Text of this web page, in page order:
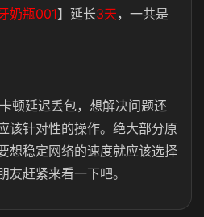
奶瓶001】延长3天 ，一共是
顿延迟丢包，想解决问题还
该针对性的操作。绝大部分原
想稳定网络的速度就应该选择
友赶紧来看一下吧。